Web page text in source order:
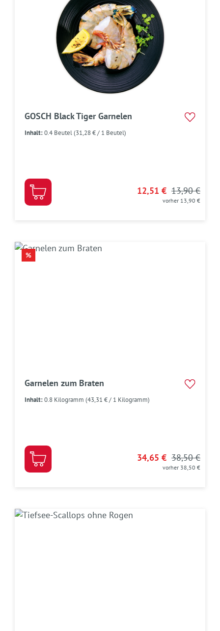
GOSCH Black Tiger Garnelen
Inhalt:0.4 Beutel(31,28 € / 1 Beutel)
12,51 € 13,90 €
vorher 13,90 €
RABATT
%
Garnelen zum Braten
Inhalt:0.8 Kilogramm (43,31 € / 1 Kilogramm)
34,65 € 38,50 €
vorher 38,50 €